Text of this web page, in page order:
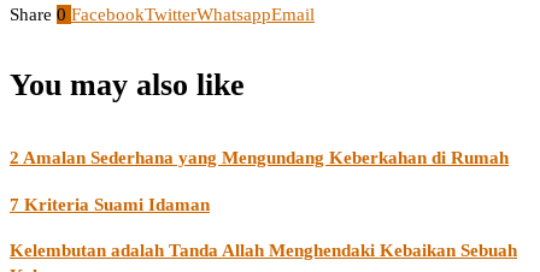
Share 0 FacebookTwitterWhatsappEmail
You may also like
2 Amalan Sederhana yang Mengundang Keberkahan di Rumah
7 Kriteria Suami Idaman
Kelembutan adalah Tanda Allah Menghendaki Kebaikan Sebuah